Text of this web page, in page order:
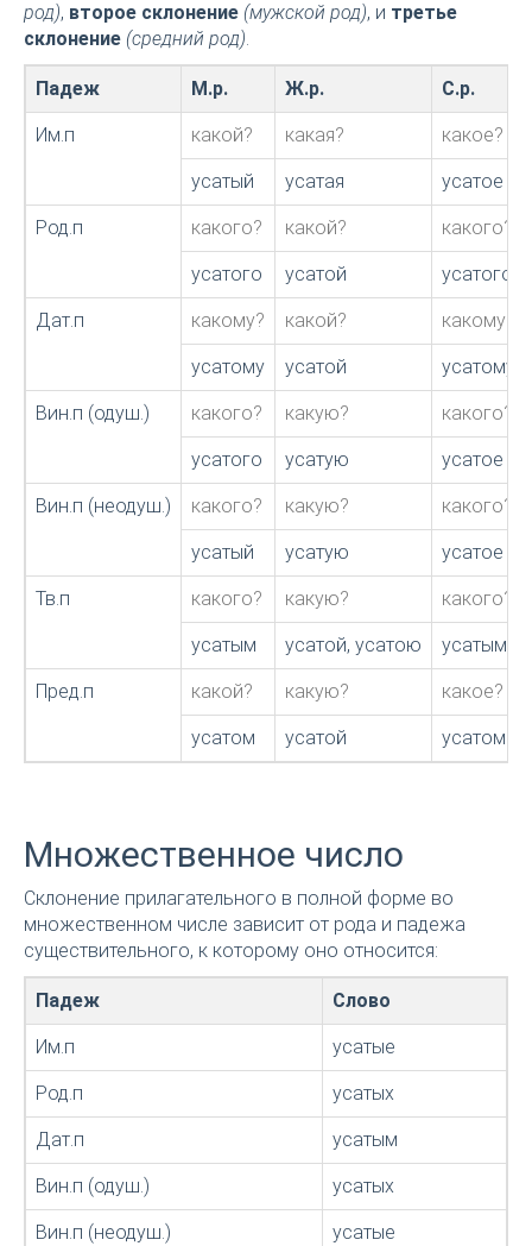
род), второе склонение (мужской род), и третье
склонение (средний род).
Падеж М.р. Ж.р. С.р.
Им.п какой? какая? какое?
усатый усатая усатое
Род.п какого? какой? какого?
усатого усатой усатого
Дат.п какому? какой? какому?
усатому усатой усатому
Вин.п (одуш.) какого? какую? какого?
усатого усатую усатое
Вин.п (неодуш.) какого? какую? какого?
усатый усатую усатое
Тв.п какого? какую? какого?
усатым усатой, усатою усатым
Пред.п какой? какую? какое?
усатом усатой усатом
Множественное число
Склонение прилагательного в полной форме во
множественном числе зависит от рода и падежа
существительного, к которому оно относится:
Падеж Слово
Им.п усатые
Род.п усатых
Дат.п усатым
Вин.п (одуш.) усатых
Вин.п (неодуш.) усатые